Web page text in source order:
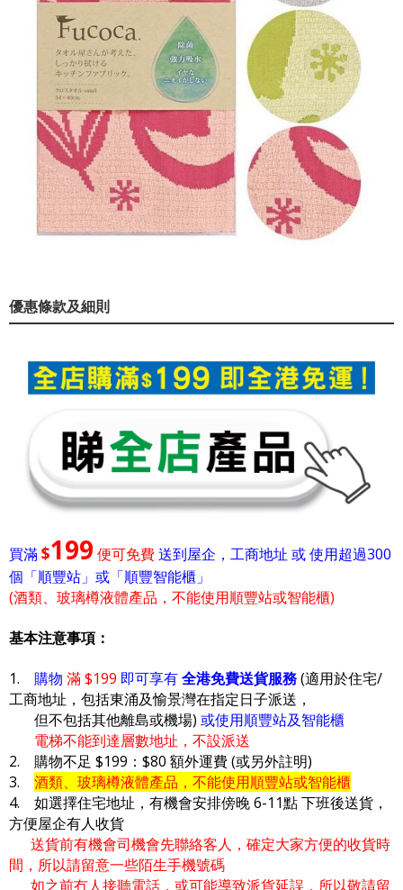
優惠條款及細則
買滿$199 便可免費送到屋企，工商地址 或 使用超過300
個「順豐站」或「順豐智能櫃」
(酒類、玻璃樽液體產品，不能使用順豐站或智能櫃)
基本注意事項：
1. 購物 滿 $199 即可享有全港免費送貨服務(適用於住宅/
工商地址，包括東涌及愉景灣在指定日子派送，
但不包括其他離島或機場) 或使用順豐站及智能櫃
電梯不能到達層數地址，不設派送
2. 購物不足 $199：$80 額外運費 (或另外註明)
3. 酒類、玻璃樽液體產品，不能使用順豐站或智能櫃
4. 如選擇住宅地址，有機會安排傍晚 6-11點 下班後送貨，
方便屋企有人收貨
送貨前有機會司機會先聯絡客人，確定大家方便的收貨時
間，所以請留意一些陌生手機號碼
如之前冇人接聽電話，或可能導致派貨延誤，所以敬請留